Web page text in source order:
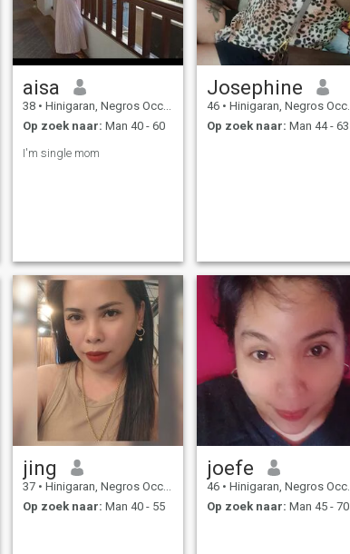
aisa
38 • Hinigaran, Negros Occidental, Filipijnen
Op zoek naar: Man 40 - 60
I'm single mom
Josephine
46 • Hinigaran, Negros Occidental, Filipijnen
Op zoek naar: Man 44 - 63
jing
37 • Hinigaran, Negros Occidental, Filipijnen
Op zoek naar: Man 40 - 55
joefe
46 • Hinigaran, Negros Occidental, Filipijnen
Op zoek naar: Man 45 - 70